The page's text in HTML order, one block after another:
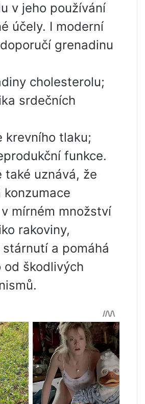
v jeho používání
účely. I moderní
grenadinu
cholesterolu;
srdečních
krevního tlaku;
funkce.
také uznává, že
mírném množství
rakoviny,
a pomáhá
škodlivých